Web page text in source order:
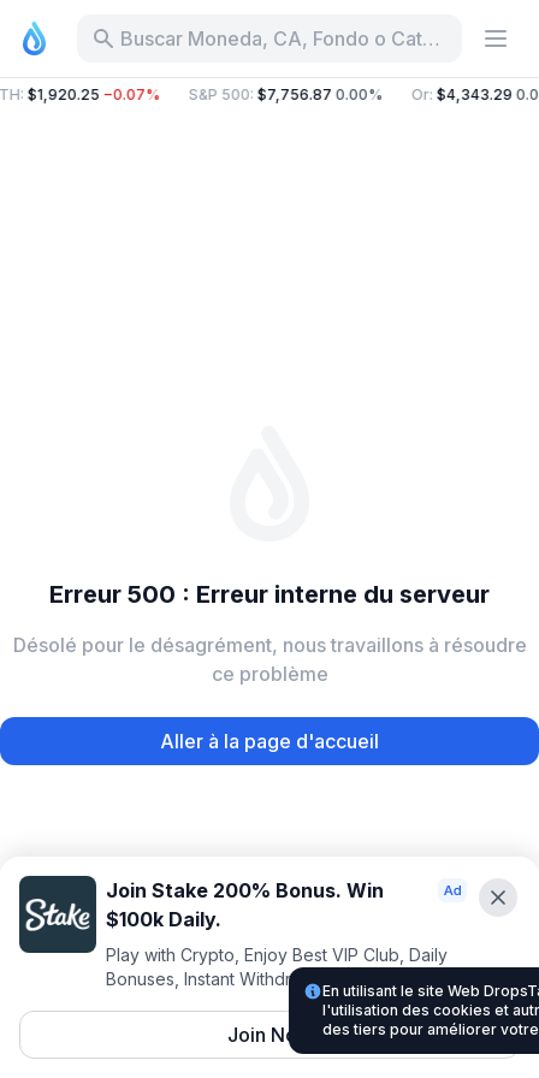
Buscar Moneda, CA, Fondo o Categoría
: $1,920.25 −0.07% S&P 500: $7,756.87 0.00% Or: $4,343.29
Erreur 500 : Erreur interne du serveur
Désolé pour le désagrément, nous travaillons à résoudre
ce problème
Aller à la page d'accueil
Join Stake 200% Bonus. Win
$100k Daily.
Play with Crypto, Enjoy Best VIP Club, Daily
Bonuses, Instant Withdrawals.
Join Now
En utilisant le site Web
l'utilisation des cookies et
des tiers pour améliorer